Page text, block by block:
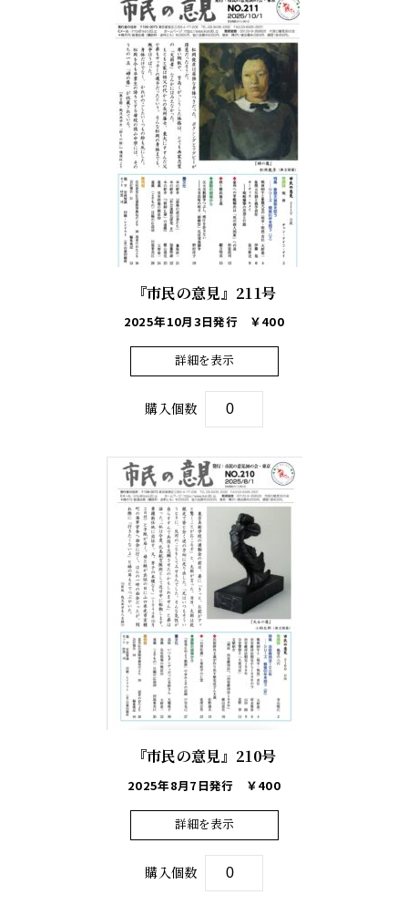
『市民の意見』211号
2025年10月3日発行 ￥400
詳細を表示
購入個数
『市民の意見』210号
2025年8月7日発行 ￥400
詳細を表示
購入個数